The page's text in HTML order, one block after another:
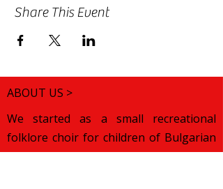
Share This Event
ABOUT US >
We started as a small recreational
folklore choir for children of Bulgarian
origin. We wanted to help them